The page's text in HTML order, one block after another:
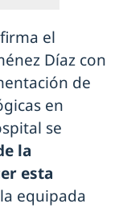
el
Díaz con
de
en
se
la
esta
equipada